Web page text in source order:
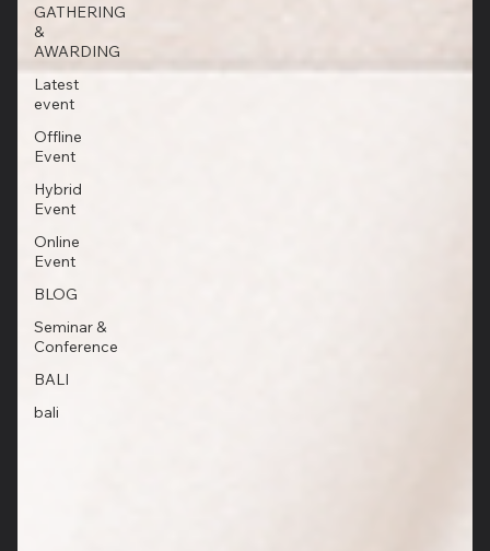
GATHERING
&
AWARDING
Latest
event
Offline
Event
Hybrid
Event
Online
Event
BLOG
Seminar &
Conference
BALI
bali